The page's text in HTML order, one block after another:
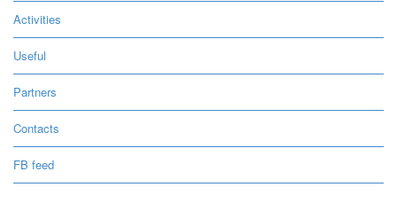
Activities
Useful
Partners
Contacts
FB feed